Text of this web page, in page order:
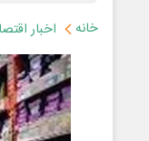
خانه اخبار